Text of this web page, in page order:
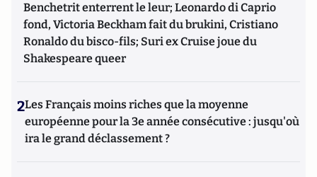
Benchetrit enterrent le leur; Leonardo di Caprio
fond, Victoria Beckham fait du brukini, Cristiano
Ronaldo du bisco-fils; Suri ex Cruise joue du
Shakespeare queer
2Les Français moins riches que la moyenne
européenne pour la 3e année consécutive : jusqu'où
ira le grand déclassement ?